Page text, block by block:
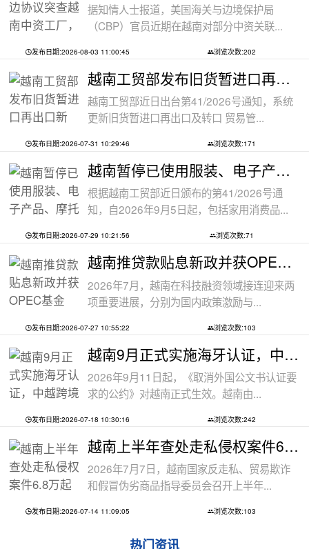
据知情人士报道，美国海关与边境保护局
（CBP）官员近期在越南对部分中资关联...
发布日期:2026-08-03 11:00:45 浏览次数:202
越南工贸部发布旧货暂进口再出口新规：
越南工贸部近日出台第41/2026号通知，系统
更新旧货暂进口再出口及转口 贸易管...
发布日期:2026-07-31 10:29:46 浏览次数:171
越南暂停已使用服装、电子产品、摩托车
根据越南工贸部近日颁布的第41/2026号通
知，自2026年9月5日起，包括家用消费品...
发布日期:2026-07-29 10:21:56 浏览次数:71
越南推贷款贴息新政并获OPEC基金5000万美
2026年7月，越南在科技融资领域接连迎来两
项重要进展，分别为国内政策激励与...
发布日期:2026-07-27 10:55:22 浏览次数:103
越南9月正式实施海牙认证，中越跨境文件
2026年9月11日起，《取消外国公文书认证要
求的公约》对越南正式生效。越南由...
发布日期:2026-07-18 10:30:16 浏览次数:242
越南上半年查处走私侵权案件6.8万起
2026年7月7日，越南国家反走私、贸易欺诈
和假冒伪劣商品指导委员会召开上半年...
发布日期:2026-07-14 11:09:05 浏览次数:103
热门资讯